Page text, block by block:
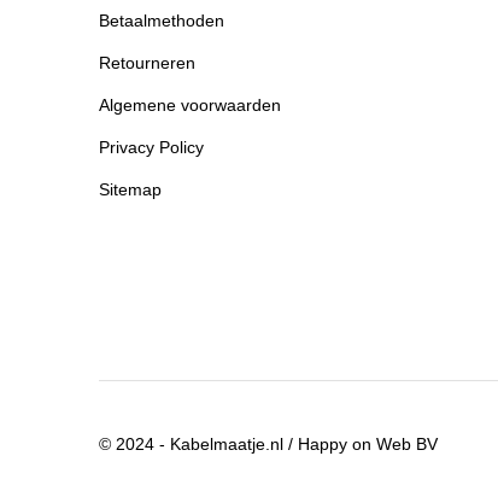
Betaalmethoden
Retourneren
Algemene voorwaarden
Privacy Policy
Sitemap
© 2024 - Kabelmaatje.nl / Happy on Web BV